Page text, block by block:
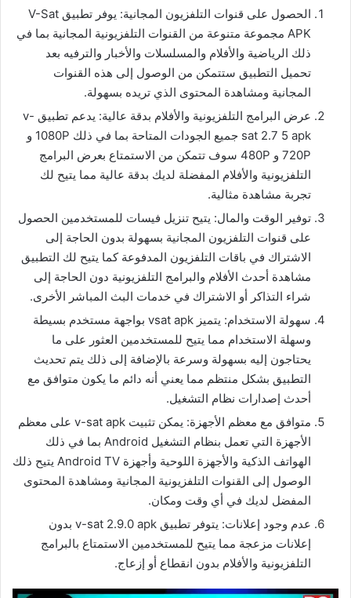
الحصول على قنوات التلفزيون المجانية: يوفر تطبيق V-Sat
APK مجموعة متنوعة من القنوات التلفزيونية المجانية بما في
ذلك الرياضية والأفلام والمسلسلات والأخبار والترفيه بعد
تحميل التطبيق ستتمكن من الوصول إلى هذه القنوات
المجانية ومشاهدة المحتوى الذي تريده بسهولة.
عرض البرامج التلفزيونية والأفلام بدقة عالية: يدعم تطبيق v-
sat 2.7 5 apk جميع الجودات المتاحة بما في ذلك 1080P و
720P و 480P سوف تتمكن من الاستمتاع بعرض البرامج
التلفزيونية والأفلام المفضلة لديك بدقة عالية مما يتيح لك
تجربة مشاهدة مثالية.
توفير الوقت والمال: يتيح تنزيل فيسات للمستخدمين الحصول
على قنوات التلفزيون المجانية بسهولة بدون الحاجة إلى
الاشتراك في باقات التلفزيون المدفوعة كما يتيح لك التطبيق
مشاهدة أحدث الأفلام والبرامج التلفزيونية دون الحاجة إلى
شراء التذاكر أو الاشتراك في خدمات البث المباشر الأخرى.
سهولة الاستخدام: يتميز vsat apk بواجهة مستخدم بسيطة
وسهلة الاستخدام مما يتيح للمستخدمين العثور على ما
يحتاجون إليه بسهولة وسرعة بالإضافة إلى ذلك يتم تحديث
التطبيق بشكل منتظم مما يعني أنه دائم ما يكون متوافق مع
أحدث إصدارات نظام التشغيل.
متوافق مع معظم الأجهزة: يمكن تثبيت v-sat apk على معظم
الأجهزة التي تعمل بنظام التشغيل Android بما في ذلك
الهواتف الذكية والأجهزة اللوحية وأجهزة Android TV يتيح ذلك
الوصول إلى القنوات التلفزيونية المجانية ومشاهدة المحتوى
المفضل لديك في أي وقت ومكان.
عدم وجود إعلانات: يتوفر تطبيق v-sat 2.9.0 apk بدون
إعلانات مزعجة مما يتيح للمستخدمين الاستمتاع بالبرامج
التلفزيونية والأفلام بدون انقطاع أو إزعاج.